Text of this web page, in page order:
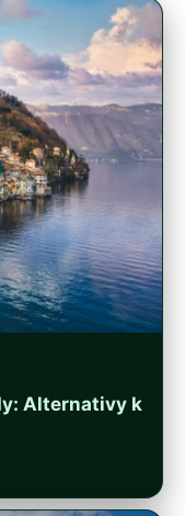
Alternativy k